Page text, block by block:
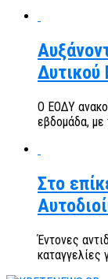
Δυτικού
Ο ΕΟΔΥ
εβδομάδα, με
Στο
Έντονες
καταγγελίες